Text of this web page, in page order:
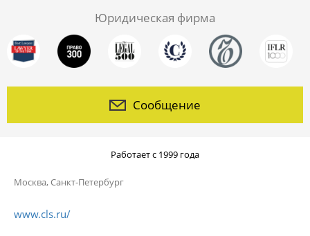
Юридическая фирма
Сообщение
Работает с 1999 года
Москва,Санкт-Петербург
www.cls.ru/